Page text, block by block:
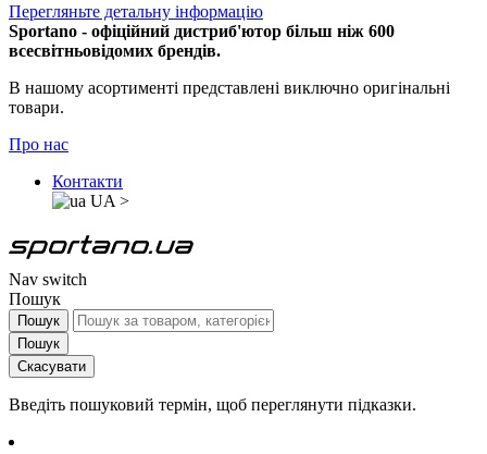
Перегляньте детальну інформацію
Sportano - офіційний дистриб'ютор більш ніж 600
всесвітньовідомих брендів.
В нашому асортименті представлені виключно оригінальні
товари.
Про нас
Контакти
UA >
Nav switch
Пошук
Пошук
Пошук
Скасувати
Введіть пошуковий термін, щоб переглянути підказки.